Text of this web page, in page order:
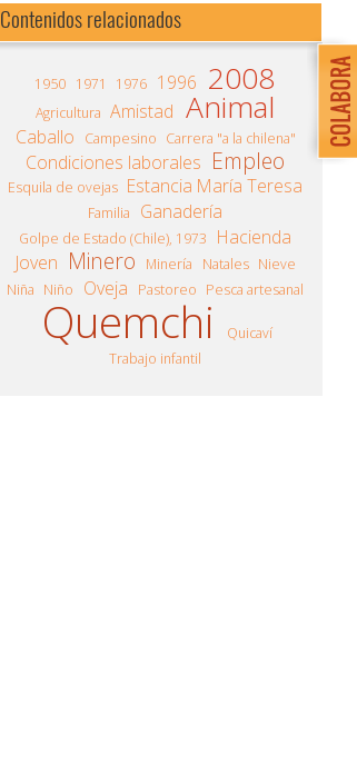
Contenidos relacionados
1950 1971 1976 1996 2008
Agricultura Amistad Animal
Caballo Campesino Carrera "a la chilena"
Condiciones laborales Empleo
Esquila de ovejas Estancia María Teresa
Familia Ganadería
Golpe de Estado (Chile), 1973
Hacienda
Joven Minero Minería Natales Nieve
Niña Niño Oveja Pastoreo Pesca artesanal
Quemchi
Quicaví
Trabajo infantil